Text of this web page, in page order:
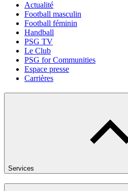
Actualité
Football masculin
Football féminin
Handball
PSG TV
Le Club
PSG for Communities
Espace presse
Carrières
Services